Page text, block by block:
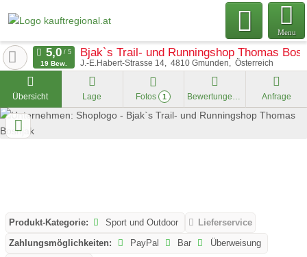
Menu
Bjak`s Trail- und Runningshop Thomas
J.-E.Habert-Strasse 14 4810 Gmunden Österreich
19 Bew.
Übersicht Lage Fotos 1 Bewertungen Anfrage
Produkt-Kategorie: Sport und Outdoor
Lieferservice
Zahlungsmöglichkeiten:
PayPal Bar
Überweisung